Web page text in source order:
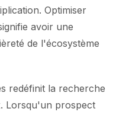
Optimiser
avoir une
de l'écosystème
redéfinit la recherche
Lorsqu'un prospect